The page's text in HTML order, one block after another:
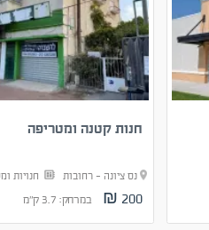
חנות קטנה ומטריפה
נס ציונה - רחובות חנויות
200 ₪ במרחק: 3.7 ק"מ